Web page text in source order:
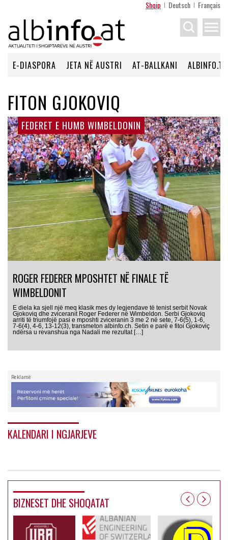
Shqip Deutsch Français
menu
E-DIASPORA JETA NË AUSTRI AT-BALLKANI ALBINFO.TV
FITON GJOKOVIQ
FEDERET E HUMB WIMBELDONIN
ROGER FEDERER MPOSHTET NË FINALE TË
WIMBELDONIT
E diela ka sjell një meq klasik mes dy legjendave të tenist serbit Novak
Gjokoviq dhe zviceranit Roger Federer në Wimbeldon. Serbi Gjokoviq
arriti të triumfojë pasi e mposhti zviceranin 3 me 2 në sete, 7-6(5), 1-6,
7-6(4), 4-6, 13-12(3), transmeton albinfo.ch. Setin e parë e fitoi Gjokoviç
ndërsa u revanshua nga Nadali me rezultat […]
Reklamë
KALENDARI I NGJARJEVE
BIZNESET DHE SHOQATAT